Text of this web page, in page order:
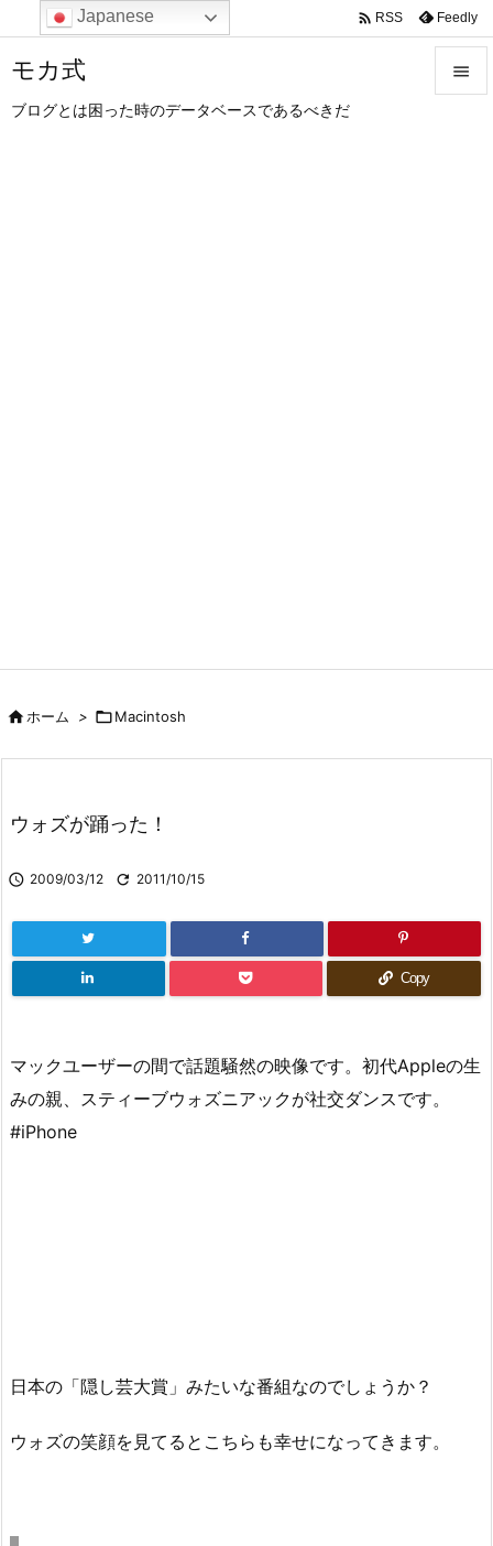
モカ式
ブログとは困った時のデータベースであるべきだ

 RSS Feedly
ホーム > Macintosh
ウォズが踊った！
 2009/03/12  2011/10/15
Copy
マックユーザーの間で話題騒然の映像です。初代Appleの生
みの親、スティーブウォズニアックが社交ダンスです。
#iPhone
日本の「隠し芸大賞」みたいな番組なのでしょうか？
ウォズの笑顔を見てるとこちらも幸せになってきます。
Japanese